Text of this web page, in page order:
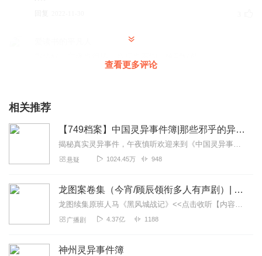
南巷羽落
2022-03-18 2
西蒙海耶vic
2023-04-12 1
大无语事件发生
太对，不知道是主播念错了还是作者就那么写的
查看更多评论
相关推荐
【749档案】中国灵异事件簿|那些邪乎的异闻诡事
揭秘真实灵异事件，午夜慎听欢迎来到《中国灵异事件簿》，这是一场深入中国神秘世界的听觉之旅，带你揭开那些令人毛骨悚然又充满好奇的灵异事件面纱。本专辑精心收集了众多...
悬疑 1024.45万 948
龙图案卷集（今宵/顾辰领衔多人有声剧）| 探案
龙图续集原班人马《黑风城战记》<<点击收听【内容简介】《龙图案卷集》是由耳雅根据古典名著《三侠五义》（又叫七五）改编所写的网络小说，主要讲述的是鼠（白玉堂）...
广播剧 4.37亿 1188
神州灵异事件簿